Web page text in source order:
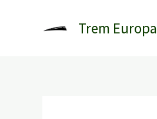
Trem Europa